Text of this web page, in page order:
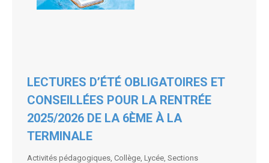
LECTURES D’ÉTÉ OBLIGATOIRES ET
CONSEILLÉES POUR LA RENTRÉE
2025/2026 DE LA 6ÈME À LA
TERMINALE
Activités pédagogiques Collège Lycée Sections